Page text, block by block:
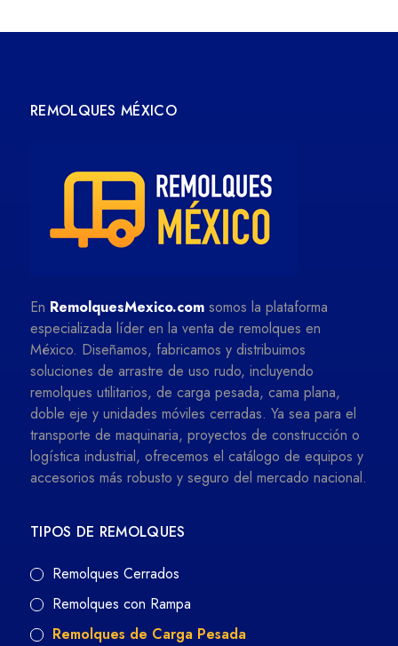
REMOLQUES MÉXICO
En RemolquesMexico.com somos la plataforma
especializada líder en la venta de remolques en
México. Diseñamos, fabricamos y distribuimos
soluciones de arrastre de uso rudo, incluyendo
remolques utilitarios, de carga pesada, cama plana,
doble eje y unidades móviles cerradas. Ya sea para el
transporte de maquinaria, proyectos de construcción o
logística industrial, ofrecemos el catálogo de equipos y
accesorios más robusto y seguro del mercado nacional.
TIPOS DE REMOLQUES
Remolques Cerrados
Remolques con Rampa
Remolques de Carga Pesada